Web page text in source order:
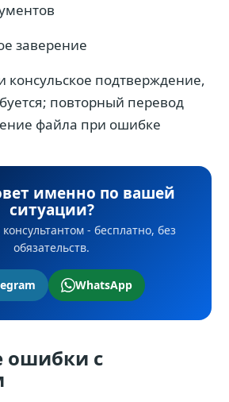
заверение
консульское подтверждение,
повторный перевод
файла при ошибке
именно по вашей
ситуации?
- бесплатно, без
обязательств.
WhatsApp
ошибки с